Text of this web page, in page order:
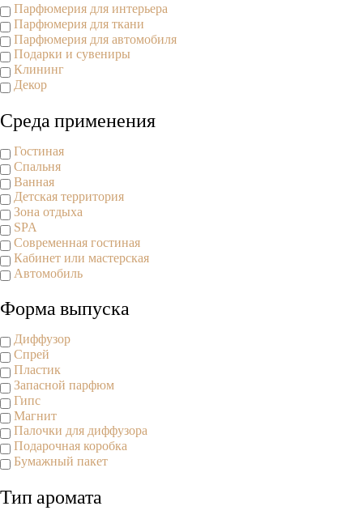
Парфюмерия для интерьера
Парфюмерия для ткани
Парфюмерия для автомобиля
Подарки и сувениры
Клининг
Декор
Среда применения
Гостиная
Спальня
Ванная
Детская территория
Зона отдыха
SPA
Современная гостиная
Кабинет или мастерская
Автомобиль
Форма выпуска
Диффузор
Спрей
Пластик
Запасной парфюм
Гипс
Магнит
Палочки для диффузора
Подарочная коробка
Бумажный пакет
Тип аромата